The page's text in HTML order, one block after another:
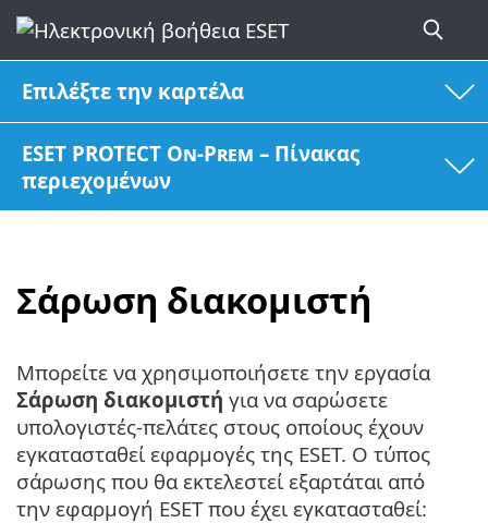
Επιλέξτε την καρτέλα
ESET PROTECT On-Prem – Πίνακας
περιεχομένων
Σάρωση διακομιστή
Μπορείτε να χρησιμοποιήσετε την εργασία
Σάρωση διακομιστή για να σαρώσετε
υπολογιστές-πελάτες στους οποίους έχουν
εγκατασταθεί εφαρμογές της ESET. Ο τύπος
σάρωσης που θα εκτελεστεί εξαρτάται από
την εφαρμογή ESET που έχει εγκατασταθεί: